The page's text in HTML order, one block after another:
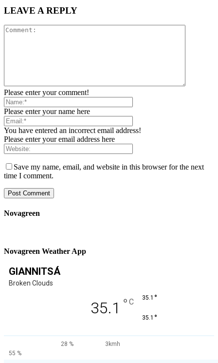
LEAVE A REPLY
Please enter your comment!
Please enter your name here
You have entered an incorrect email address!
Please enter your email address here
Save my name, email, and website in this browser for the next
time I comment.
Novagreen
Novagreen Weather App
GIANNITSÁ
Broken Clouds
35.1 ° C 35.1 °
35.1 °
28 %
3kmh
55 %